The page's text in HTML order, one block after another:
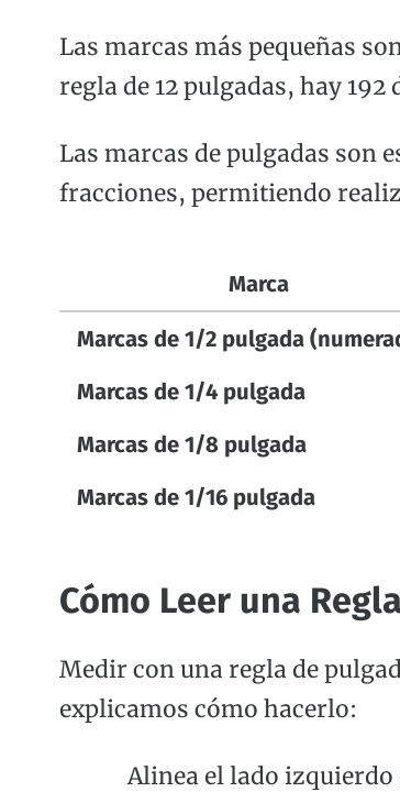
Las marcas más pequeñas
regla de 12 pulgadas, hay
Las marcas de pulgadas son
fracciones, permitiendo
Marca
Marcas de 1/2 pulgada
Marcas de 1/4 pulgada
Marcas de 1/8 pulgada
Marcas de 1/16 pulgada
Cómo Leer una
Medir con una regla de
explicamos cómo hacerlo:
Alinea el lado izquierdo